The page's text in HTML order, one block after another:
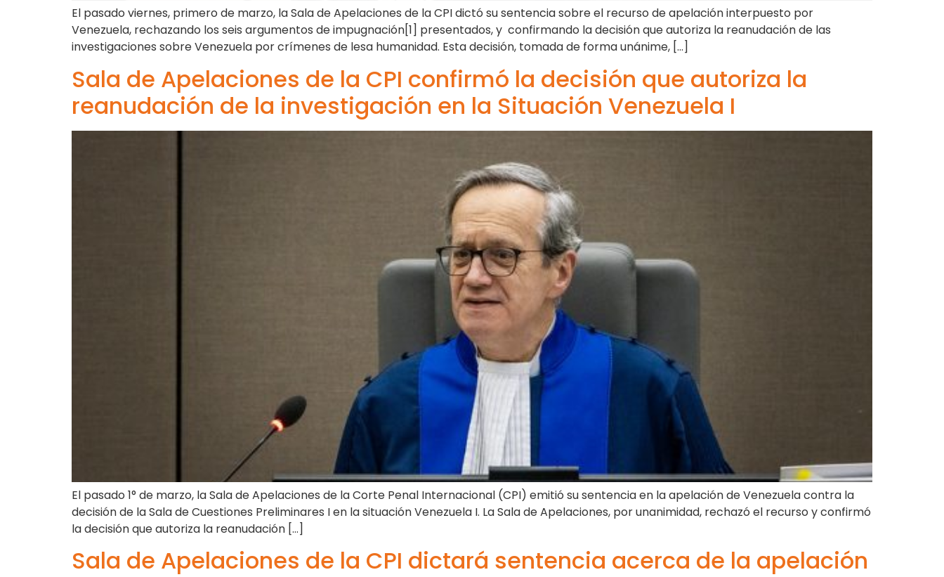
El pasado viernes, primero de marzo, la Sala de Apelaciones de la CPI dictó su sentencia sobre el recurso de apelación interpuesto por
Venezuela, rechazando los seis argumentos de impugnación[1] presentados, y confirmando la decisión que autoriza la reanudación de las
investigaciones sobre Venezuela por crímenes de lesa humanidad. Esta decisión, tomada de forma unánime, […]
Sala de Apelaciones de la CPI confirmó la decisión que autoriza la
reanudación de la investigación en la Situación Venezuela I
El pasado 1° de marzo, la Sala de Apelaciones de la Corte Penal Internacional (CPI) emitió su sentencia en la apelación de Venezuela contra la
decisión de la Sala de Cuestiones Preliminares I en la situación Venezuela I. La Sala de Apelaciones, por unanimidad, rechazó el recurso y confirmó
la decisión que autoriza la reanudación […]
Sala de Apelaciones de la CPI dictará sentencia acerca de la apelación